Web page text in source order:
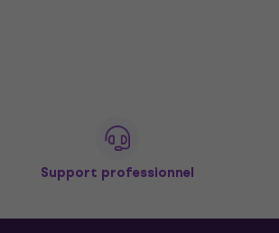
Support professionnel